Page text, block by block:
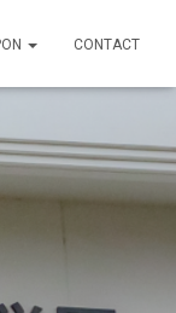
CONTACT